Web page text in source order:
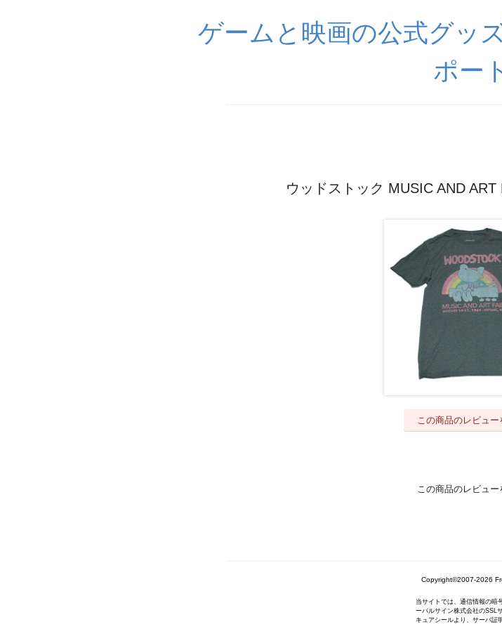
ゲームと映画の公式グッ
ポー
ウッドストック MUSIC AND
この商品のレビュー
この商品のレビュー
Copyright©2007-2026
当サイトでは、通信情報の暗
ーバルサイン株式会社のSSL
キュアシールより、サーバ証